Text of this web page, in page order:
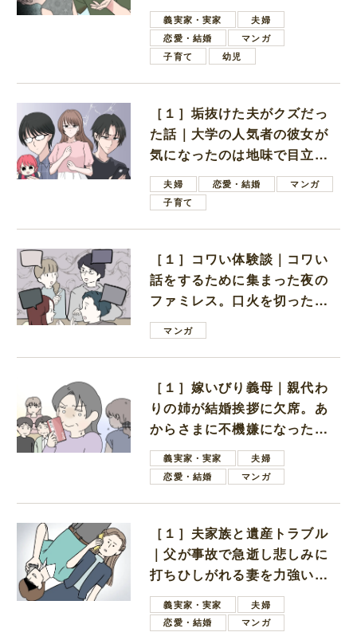
しいと言ってきた
義実家・実家
夫婦
恋愛・結婚
マンガ
子育て
幼児
［１］垢抜けた夫がクズだっ
た話｜大学の人気者の彼女が
気になったのは地味で目立た
ない男子学生
夫婦 恋愛・結婚
マンガ
子育て
［１］コワい体験談｜コワい
話をするために集まった夜の
ファミレス。口火を切ったの
は電車好きの男の子ママ
マンガ
［１］嫁いびり義母｜親代わ
りの姉が結婚挨拶に欠席。あ
からさまに不機嫌になった義
母義実家・実家
夫婦
恋愛・結婚
マンガ
［１］夫家族と遺産トラブル
｜父が事故で急逝し悲しみに
打ちひしがれる妻を力強い言
葉で励ます夫
義実家・実家
夫婦
恋愛・結婚
マンガ